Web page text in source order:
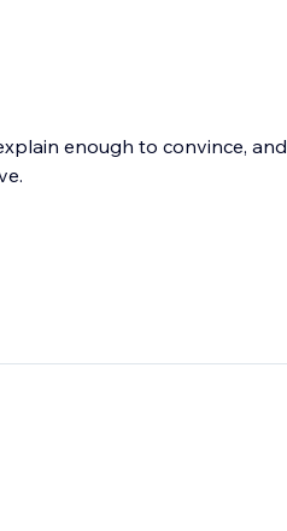
enough to convince, and